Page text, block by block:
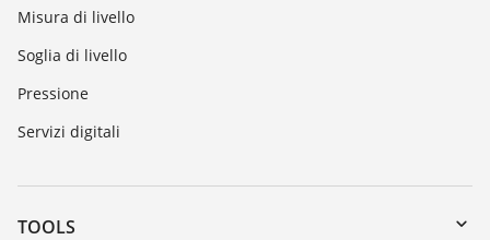
Misura di livello
Soglia di livello
Pressione
Servizi digitali
TOOLS